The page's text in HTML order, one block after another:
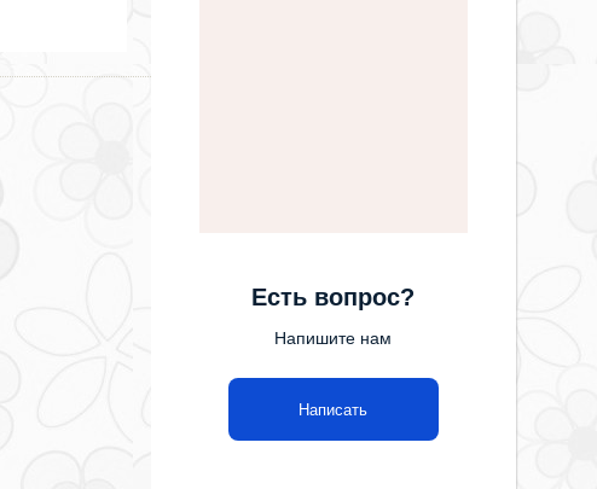
Есть вопрос?
Напишите нам
Написать